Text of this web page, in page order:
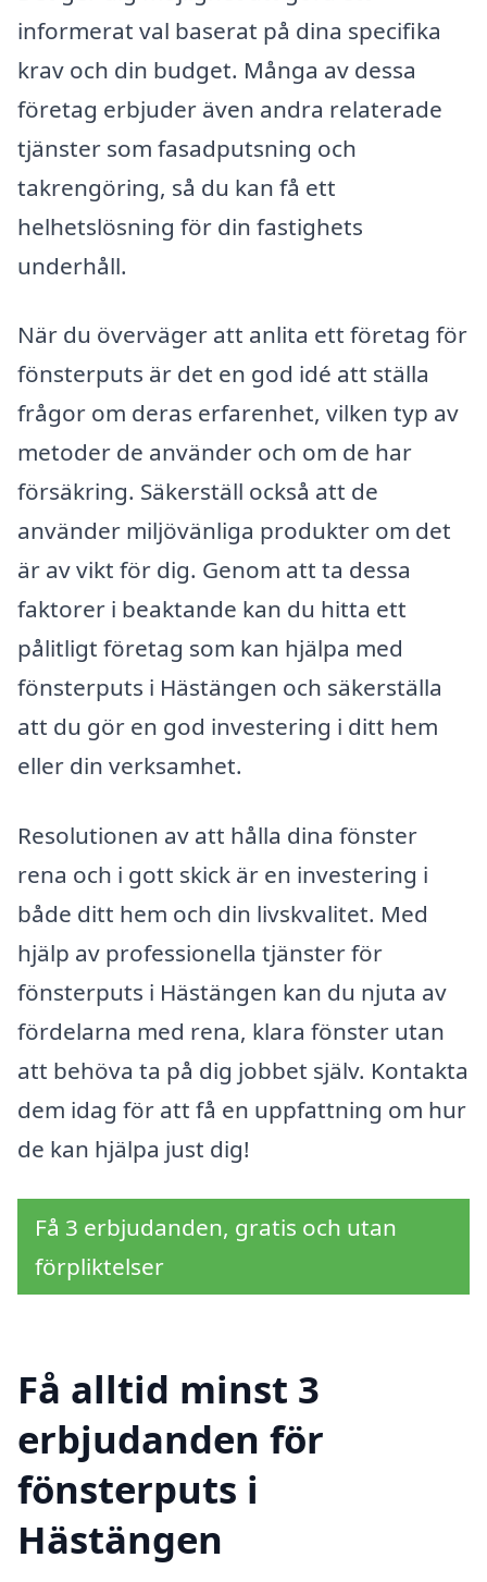
informerat val baserat på dina specifika
krav och din budget. Många av dessa
företag erbjuder även andra relaterade
tjänster som fasadputsning och
takrengöring, så du kan få ett
helhetslösning för din fastighets
underhåll.
När du överväger att anlita ett företag för
fönsterputs är det en god idé att ställa
frågor om deras erfarenhet, vilken typ av
metoder de använder och om de har
försäkring. Säkerställ också att de
använder miljövänliga produkter om det
är av vikt för dig. Genom att ta dessa
faktorer i beaktande kan du hitta ett
pålitligt företag som kan hjälpa med
fönsterputs i Hästängen och säkerställa
att du gör en god investering i ditt hem
eller din verksamhet.
Resolutionen av att hålla dina fönster
rena och i gott skick är en investering i
både ditt hem och din livskvalitet. Med
hjälp av professionella tjänster för
fönsterputs i Hästängen kan du njuta av
fördelarna med rena, klara fönster utan
att behöva ta på dig jobbet själv. Kontakta
dem idag för att få en uppfattning om hur
de kan hjälpa just dig!
Få 3 erbjudanden, gratis och utan
förpliktelser
Få alltid minst 3
erbjudanden för
fönsterputs i
Hästängen